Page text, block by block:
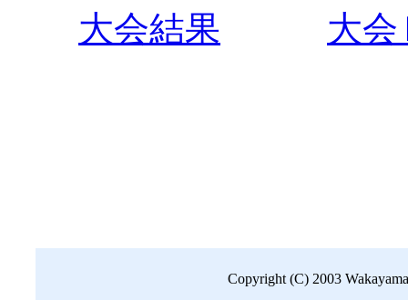
大会結果
大会
Copyright (C) 2003